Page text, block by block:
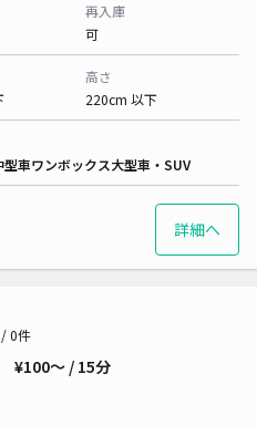
再入庫
可
高さ
220cm 以下
型車ワンボックス大型車・SUV
詳細へ
/ 0件
¥100〜 / 15分